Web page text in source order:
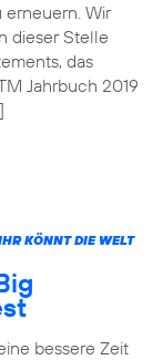
erneuern. Wir
dieser Stelle
das
Jahrbuch 2019
KÖNNT DIE WELT
bessere Zeit